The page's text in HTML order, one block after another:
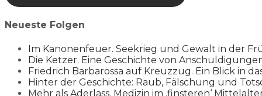
Neueste Folgen
Im Kanonenfeuer. Seekrieg und Gewalt in der
Die Ketzer. Eine Geschichte von
Friedrich Barbarossa auf Kreuzzug. Ein Blick in
Hinter der Geschichte: Raub, Fälschung und
Mehr als Aderlass. Medizin im ‚finsteren‘